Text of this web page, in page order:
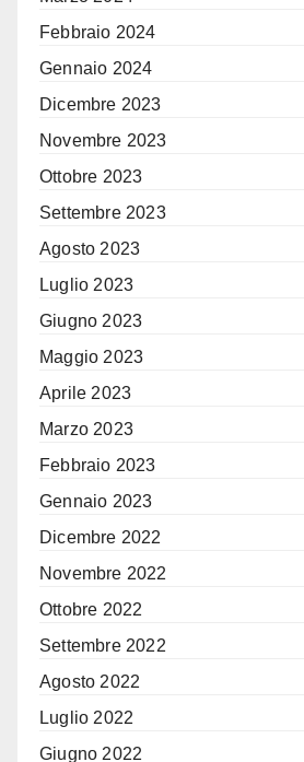
Febbraio 2024
Gennaio 2024
Dicembre 2023
Novembre 2023
Ottobre 2023
Settembre 2023
Agosto 2023
Luglio 2023
Giugno 2023
Maggio 2023
Aprile 2023
Marzo 2023
Febbraio 2023
Gennaio 2023
Dicembre 2022
Novembre 2022
Ottobre 2022
Settembre 2022
Agosto 2022
Luglio 2022
Giugno 2022